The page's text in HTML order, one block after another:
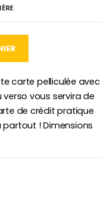
€23.00
carte pelliculée avec
vous servira de
de crédit pratique
! Dimensions